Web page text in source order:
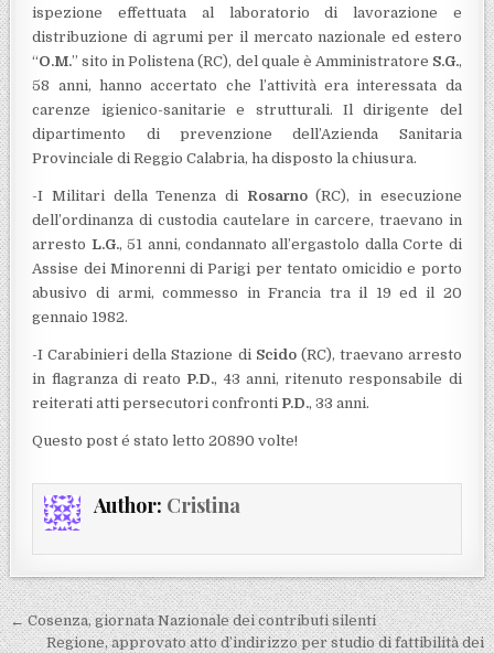
ispezione effettuata al laboratorio di lavorazione e
distribuzione di agrumi per il mercato nazionale ed estero
“O.M.” sito in Polistena (RC), del quale è Amministratore S.G.,
58 anni, hanno accertato che l’attività era interessata da
carenze igienico-sanitarie e strutturali. Il dirigente del
dipartimento di prevenzione dell’Azienda Sanitaria
Provinciale di Reggio Calabria, ha disposto la chiusura.
-I Militari della Tenenza di Rosarno(RC), in esecuzione
dell’ordinanza di custodia cautelare in carcere, traevano in
arresto L.G., 51 anni, condannato all’ergastolo dalla Corte di
Assise dei Minorenni di Parigi per tentato omicidio e porto
abusivo di armi, commesso in Francia tra il 19 ed il 20
gennaio 1982.
-I Carabinieri della Stazione di Scido(RC), traevano arresto
in flagranza di reato P.D., 43 anni, ritenuto responsabile di
reiterati atti persecutori confronti P.D., 33 anni.
Questo post é stato letto 20890 volte!
Author: Cristina
Navigazione articoli
← Cosenza, giornata Nazionale dei contributi silenti
Regione, approvato atto d’indirizzo per studio di fattibilità dei